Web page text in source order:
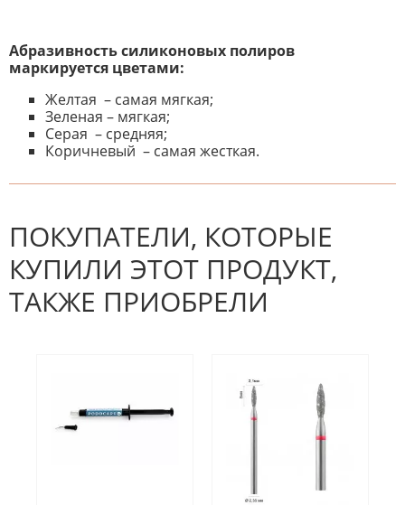
Абразивность силиконовых полиров
маркируется цветами:
Желтая – самая мягкая;
Зеленая – мягкая;
Серая – средняя;
Коричневый – самая жесткая.
К настоящему времени нет
отзыв.
ПОКУПАТЕЛИ, КОТОРЫЕ
КУПИЛИ ЭТОТ ПРОДУКТ,
ТАКЖЕ ПРИОБРЕЛИ